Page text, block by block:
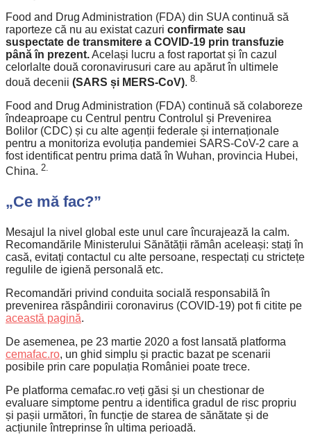
Food and Drug Administration (FDA) din SUA continuă să
raporteze că nu au existat cazuri confirmate sau
suspectate de transmitere a COVID-19 prin transfuzie
până în prezent.Același lucru a fost raportat și în cazul
celorlalte două coronavirusuri care au apărut în ultimele
două decenii (SARS și MERS-CoV). 8.
Food and Drug Administration (FDA) continuă să colaboreze
îndeaproape cu Centrul pentru Controlul și Prevenirea
Bolilor (CDC) și cu alte agenții federale și internaționale
pentru a monitoriza evoluția pandemiei SARS-CoV-2 care a
fost identificat pentru prima dată în Wuhan, provincia Hubei,
China. 2.
„Ce mă fac?”
Mesajul la nivel global este unul care încurajează la calm.
Recomandările Ministerului Sănătății rămân aceleași: stați în
casă, evitați contactul cu alte persoane, respectați cu strictețe
regulile de igienă personală etc.
Recomandări privind conduita socială responsabilă în
prevenirea răspândirii coronavirus (COVID-19) pot fi citite pe
această pagină.
De asemenea, pe 23 martie 2020 a fost lansată platforma
cemafac.ro, un ghid simplu și practic bazat pe scenarii
posibile prin care populația României poate trece.
Pe platforma cemafac.ro veți găsi și un chestionar de
evaluare simptome pentru a identifica gradul de risc propriu
și pașii următori, în funcție de starea de sănătate și de
acțiunile întreprinse în ultima perioadă.